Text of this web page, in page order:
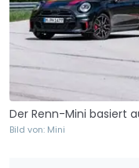
Der Renn-Mini basiert
Bild von: Mini